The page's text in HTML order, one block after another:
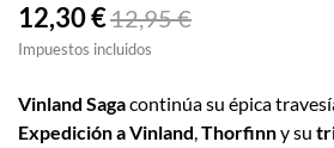
12,30 €12,95 €
Impuestos incluidos
Vinland Sagacontinúa su épica
Expedición a Vinland,Thorfinny su